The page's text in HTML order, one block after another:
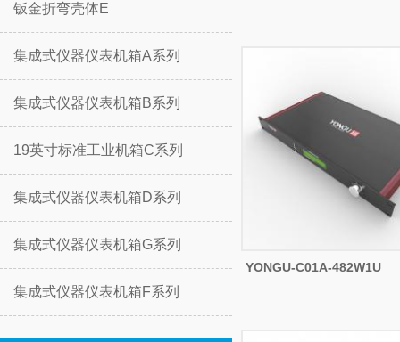
钣金折弯壳体E
集成式仪器仪表机箱A系列
集成式仪器仪表机箱B系列
19英寸标准工业机箱C系列
集成式仪器仪表机箱D系列
集成式仪器仪表机箱G系列
集成式仪器仪表机箱F系列
YONGU-C01A-482W1U